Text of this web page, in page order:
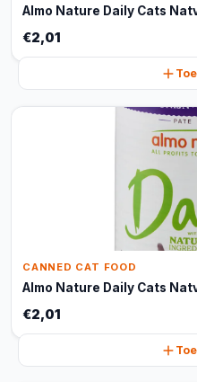
Almo Nature Daily Cats
€2,01
CANNED CAT FOOD
Almo Nature Daily Cats
€2,01